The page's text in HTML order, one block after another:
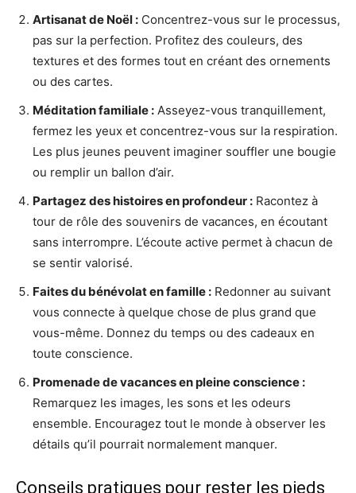
Artisanat de Noël : Concentrez-vous sur le processus,
pas sur la perfection. Profitez des couleurs, des
textures et des formes tout en créant des ornements
ou des cartes.
Méditation familiale : Asseyez-vous tranquillement,
fermez les yeux et concentrez-vous sur la respiration.
Les plus jeunes peuvent imaginer souffler une bougie
ou remplir un ballon d’air.
Partagez des histoires en profondeur : Racontez à
tour de rôle des souvenirs de vacances, en écoutant
sans interrompre. L’écoute active permet à chacun de
se sentir valorisé.
Faites du bénévolat en famille : Redonner au suivant
vous connecte à quelque chose de plus grand que
vous-même. Donnez du temps ou des cadeaux en
toute conscience.
Promenade de vacances en pleine conscience :
Remarquez les images, les sons et les odeurs
ensemble. Encouragez tout le monde à observer les
détails qu’il pourrait normalement manquer.
Conseils pratiques pour rester les pieds